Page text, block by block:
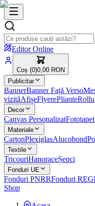
Editor Online
Coș (0)0,00 RON
Publicitar
BannerBanner Față Verso
vizităAfișeFlyerePliante
Decor
Canvas Personalizat
Materiale
CartonPlexiglasAlucobond
Textile
TricouriHanoraceȘepci
Fonduri UE
Fonduri PNRRFonduri
Shop